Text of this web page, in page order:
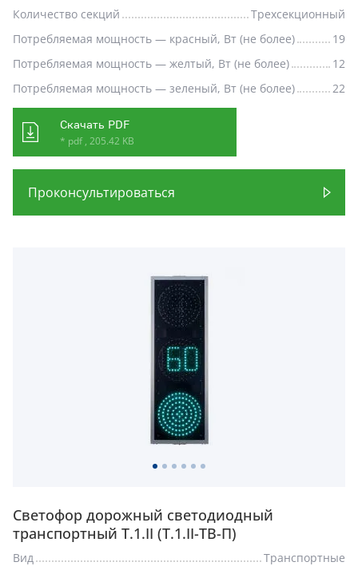
Количество секций
Трехсекционный
Потребляемая мощность — красный, Вт (не более)
19
Потребляемая мощность — желтый, Вт (не более)
12
Потребляемая мощность — зеленый, Вт (не более)
22
Скачать PDF
* pdf , 205.42 KB
Проконсультироваться
Светофор дорожный светодиодный
транспортный Т.1.II (Т.1.II-ТВ-П)
Вид
Транспортные